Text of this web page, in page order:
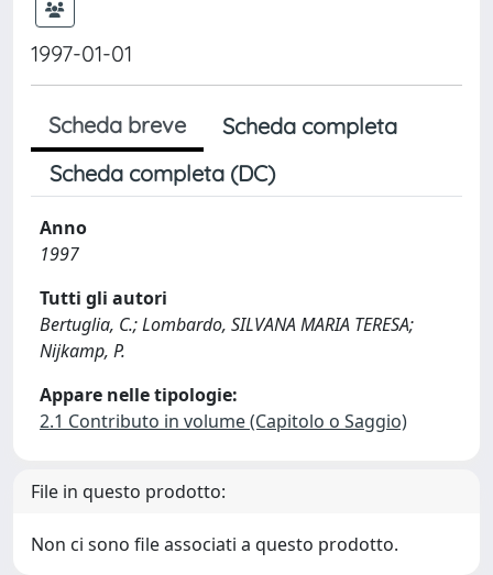
1997-01-01
Scheda breve
Scheda completa
Scheda completa (DC)
Anno
1997
Tutti gli autori
Bertuglia, C.; Lombardo, SILVANA MARIA TERESA;
Nijkamp, P.
Appare nelle tipologie:
2.1 Contributo in volume (Capitolo o Saggio)
File in questo prodotto:
Non ci sono file associati a questo prodotto.